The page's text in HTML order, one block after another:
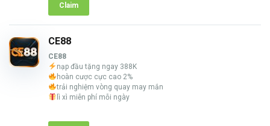
Claim
CE88
CE88
nạp đầu tặng ngay 388K
hoàn cược cực cao 2%
trải nghiệm vòng quay may mắn
lì xì miễn phí mỗi ngày